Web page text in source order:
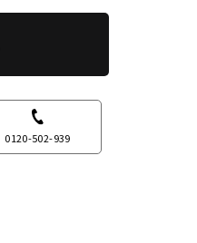
0120-502-939